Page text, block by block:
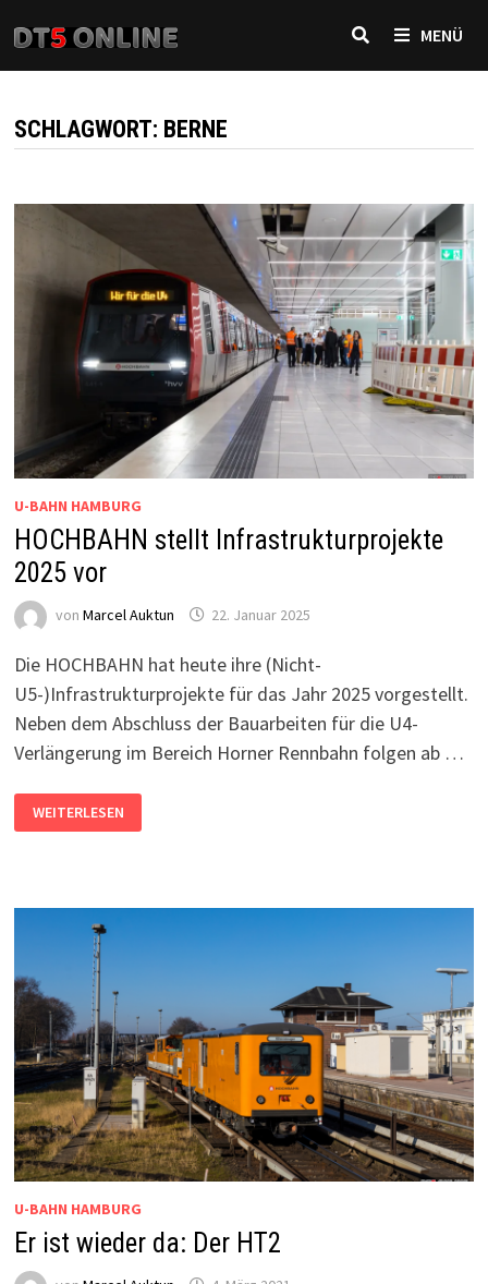
zum
Inhalt
MENÜ
SCHLAGWORT: BERNE
U-BAHN HAMBURG
HOCHBAHN stellt Infrastrukturprojekte
2025 vor
von Marcel Auktun 22. Januar 2025
Die HOCHBAHN hat heute ihre (Nicht-
U5-)Infrastrukturprojekte für das Jahr 2025 vorgestellt.
Neben dem Abschluss der Bauarbeiten für die U4-
Verlängerung im Bereich Horner Rennbahn folgen ab …
STELLT
INFRASTRUKTURPROJEKTE
WEITERLESEN
U-BAHN HAMBURG
Er ist wieder da: Der HT2